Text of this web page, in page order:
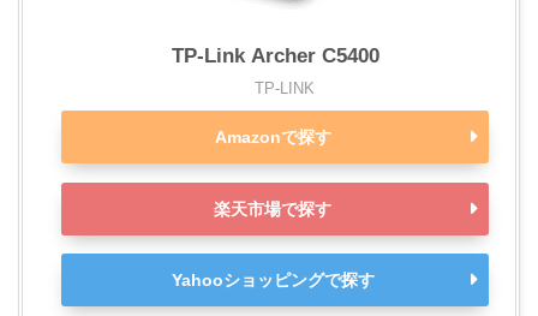
TP-Link Archer C5400
TP-LINK
Amazonで探す
楽天市場で探す
Yahooショッピングで探す